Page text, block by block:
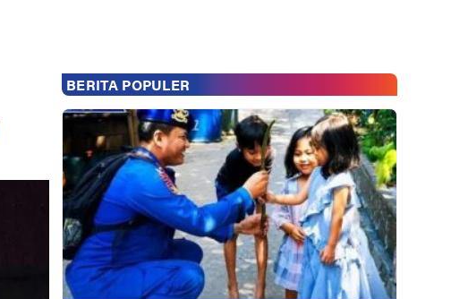
BERITA POPULER